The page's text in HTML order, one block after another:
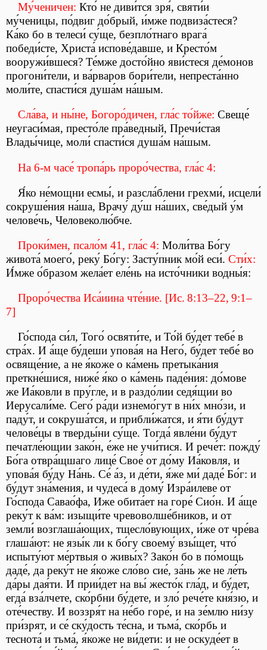
Му́ченичен: Кто́ не диви́тся зря́, святи́и
му́ченицы, по́двиг до́брый, и́мже подвиза́стеся?
Ка́ко бо в телеси́ су́ще, безпло́тнаго врага́
победи́сте, Христа́ испове́давше, и Кресто́м
вооружи́вшеся? Те́мже досто́йно яви́стеся де́монов
прогони́тели, и ва́рваров бори́тели, непреста́нно
моли́те, спасти́ся душа́м на́шым.
Сла́ва, и ны́не, Богоро́дичен, гла́с то́йже: Свеще́
неугаси́мая, престо́ле пра́ведный, Пречи́стая
Влады́чице, моли́ спасти́ся душа́м на́шым.
На 6-м часе́ тропа́рь проро́чества, гла́с 4:
Я́ко не́мощни есмы́, и разсла́блени грехми́, исцели́
сокруше́ния на́ша, Врачу́ ду́ш на́ших, све́дый у́м
челове́чь, Человеколю́бче.
Проки́мен, псало́м 41, гла́с 4: Моли́тва Бо́гу
живота́ моего́, реку́ Бо́гу: Засту́пник мо́й еси́. Сти́х:
И́мже о́бразом жела́ет еле́нь на исто́чники водны́я:
Проро́чества Иса́иина чте́ние. [Ис. 8:13–22, 9:1–
7]
Го́спода си́л, Того́ освяти́те, и То́й бу́дет тебе́ в
стра́х. И а́ще бу́деши упова́я на Него́, бу́дет тебе́ во
освяще́ние, а не я́коже о ка́мень претыка́ния
преткне́шися, ниже́ я́ко о ка́мень паде́ния: до́мове
же Иа́ковли в пру́гле, и в раздо́лии седя́щии во
Иерусали́ме. Сего́ ра́ди изнемо́гут в ни́х мно́зи, и
паду́т, и сокруша́тся, и прибли́жатся, и я́ти бу́дут
челове́цы в тверды́ни су́ще. Тогда́ явле́ни бу́дут
печатле́ющии зако́н, е́же не учи́тися. И рече́т: пожду́
Бо́га отвра́щшаго лице́ Свое́ от до́му Иа́ковля, и
упова́я бу́ду На́нь. Се́ а́з, и де́ти, я́же ми́ даде́ Бо́г: и
бу́дут зна́мения, и чудеса́ в дому́ Изра́илеве от
Го́спода Савао́фа, Иже обита́ет на горе́ Сио́н. И а́ще
реку́т к ва́м: изыщи́те чревоволше́бников, и от
земли́ возглаша́ющих, тщесло́вующих, и́же от чре́ва
глаша́ют: не язы́к ли к бо́гу своему́ взы́щет, что́
испыту́ют ме́ртвыя о живы́х? Зако́н бо в по́мощь
даде́, да реку́т не я́коже сло́во сие́, за́нь же не ле́ть
да́ры дая́ти. И прии́дет на вы́ жесто́к гла́д, и бу́дет,
егда́ вза́лчете, ско́рбни бу́дете, и зло́ рече́те кня́зю, и
оте́честву. И воззря́т на не́бо горе́, и на зе́млю ни́зу
при́зрят, и се́ ску́дость те́сна, и тьма́, ско́рбь и
теснота́ и тьма́, я́коже не ви́дети: и не оскуде́ет в